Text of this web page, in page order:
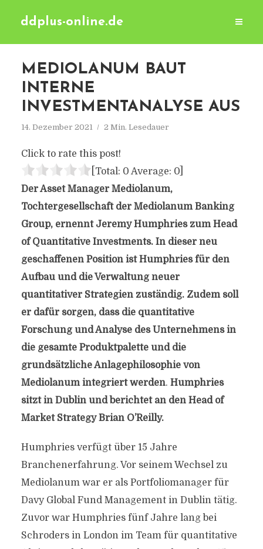
ddplus-online.de
MEDIOLANUM BAUT
INTERNE
INVESTMENTANALYSE AUS
14. Dezember 2021 2 Min. Lesedauer
Click to rate this post!
[Total: 0 Average: 0]
Der Asset Manager Mediolanum,
Tochtergesellschaft der Mediolanum Banking
Group, ernennt Jeremy Humphries zum Head
of Quantitative Investments. In dieser neu
geschaffenen Position ist Humphries für den
Aufbau und die Verwaltung neuer
quantitativer Strategien zuständig. Zudem soll
er dafür sorgen, dass die quantitative
Forschung und Analyse des Unternehmens in
die gesamte Produktpalette und die
grundsätzliche Anlagephilosophie von
Mediolanum integriert werden. Humphries
sitzt in Dublin und berichtet an den Head of
Market Strategy Brian O’Reilly.
Humphries verfügt über 15 Jahre
Branchenerfahrung. Vor seinem Wechsel zu
Mediolanum war er als Portfoliomanager für
Davy Global Fund Management in Dublin tätig.
Zuvor war Humphries fünf Jahre lang bei
Schroders in London im Team für quantitative